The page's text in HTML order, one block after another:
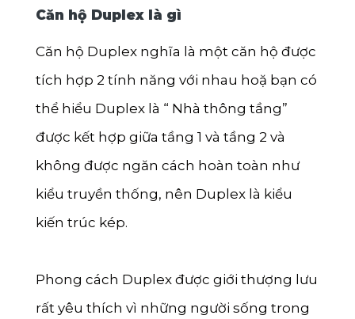
Bạc Liêu
Yên Bái
Tuyên Quang
Điện Biên
Lai Châu
Lạng Sơn
Căn hộ Duplex là gì
Căn hộ Duplex nghĩa là một căn hộ được
tích hợp 2 tính năng với nhau hoặ bạn có
thể hiểu Duplex là “ Nhà thông tầng”
được kết hợp giữa tầng 1 và tầng 2 và
không được ngăn cách hoàn toàn như
kiểu truyền thống, nên Duplex là kiểu
kiến trúc kép.
Phong cách Duplex được giới thượng lưu
rất yêu thích vì những người sống trong